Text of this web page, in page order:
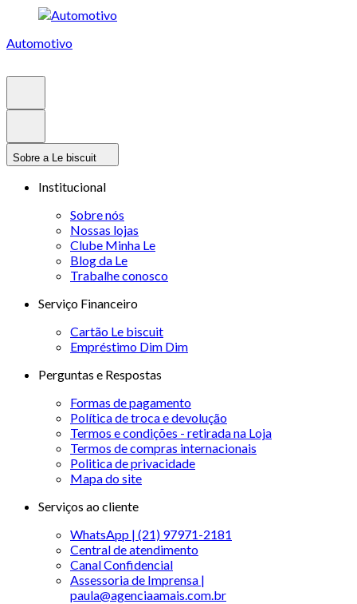
Automotivo
Sobre a Le biscuit
Institucional
Sobre nós
Nossas lojas
Clube Minha Le
Blog da Le
Trabalhe conosco
Serviço Financeiro
Cartão Le biscuit
Empréstimo Dim Dim
Perguntas e Respostas
Formas de pagamento
Política de troca e devolução
Termos e condições - retirada na Loja
Termos de compras internacionais
Politica de privacidade
Mapa do site
Serviços ao cliente
WhatsApp | (21) 97971-2181
Central de atendimento
Canal Confidencial
Assessoria de Imprensa |
paula@agenciaamais.com.br